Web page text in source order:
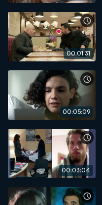
00:01:31
00:05:09
00:03:04